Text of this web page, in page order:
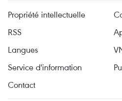
Propriété intellectuelle
RSS
Langues
Service d'information
Contact